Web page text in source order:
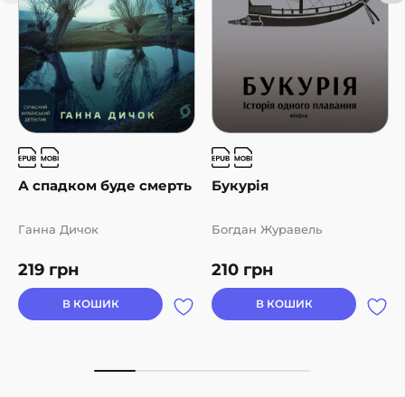
А спадком буде смерть
219 грн
Ганна Дичок
В КОШИК
Букурія
210 грн
Богдан Журавель
В КОШИК